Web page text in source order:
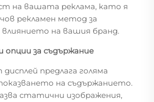
на вашата реклама, като я
рекламен метод за
влиянието на вашия бранд.
опции за съдържание
предлага голяма
на съдържанието.
статични изображения,